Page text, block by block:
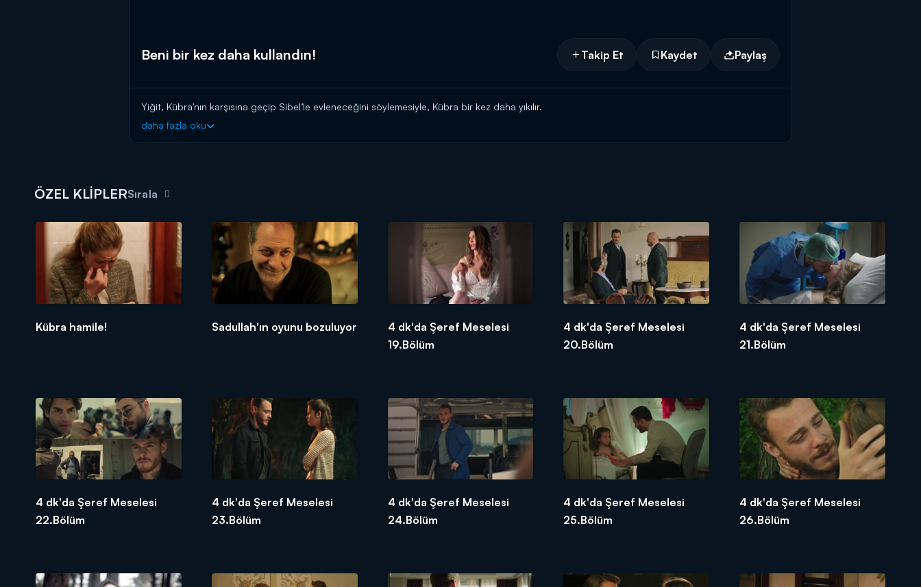
Beni bir kez daha kullandın! Takip Et Kaydet Paylaş
Yiğit, Kübra'nın karşısına geçip Sibel’le evleneceğini söylemesiyle, Kübra bir kez daha yıkılır.
daha fazla oku
ÖZEL KLİPLERSırala
Kübra hamile! Sadullah'ın oyunu bozuluyor
4 dk'da Şeref Meselesi
19.Bölüm
4 dk'da Şeref Meselesi
20.Bölüm
4 dk'da Şeref Meselesi
21.Bölüm
4 dk'da Şeref Meselesi
22.Bölüm
4 dk'da Şeref Meselesi
23.Bölüm
4 dk'da Şeref Meselesi
24.Bölüm
4 dk'da Şeref Meselesi
25.Bölüm
4 dk'da Şeref Meselesi
26.Bölüm